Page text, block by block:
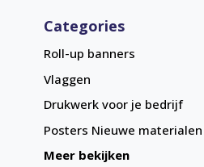
Categories
Roll-up banners
Vlaggen
Drukwerk voor je bedrijf
Posters Nieuwe materialen
Meer bekijken